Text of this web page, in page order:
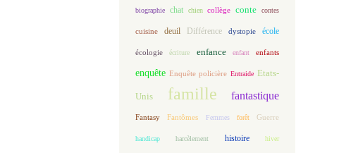
biographie chat chien collège conte contes
cuisine deuil Différence dystopie école
écologie écriture enfance enfant enfants
enquête Enquête policière Entraide Etats-
Unis famille fantastique
Fantasy Fantômes Femmes forêt Guerre
handicap harcèlement histoire hiver